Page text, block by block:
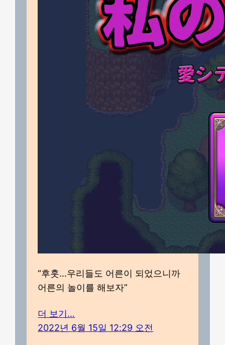
“후훗…우리들도 어른이 되었으니까
어른의 놀이를 해보자”
더 보기…
2022년 6월 15일 12:29 오전